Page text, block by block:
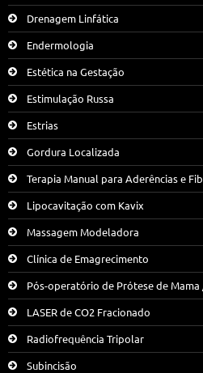
Drenagem Linfática
Endermologia
Estética na Gestação
Estimulação Russa
Estrias
Gordura Localizada
Terapia Manual para Aderências e
Lipocavitação com Kavix
Massagem Modeladora
Clínica de Emagrecimento
Pós-operatório de Prótese de Mama
LASER de CO2 Fracionado
Radiofrequência Tripolar
Subincisão